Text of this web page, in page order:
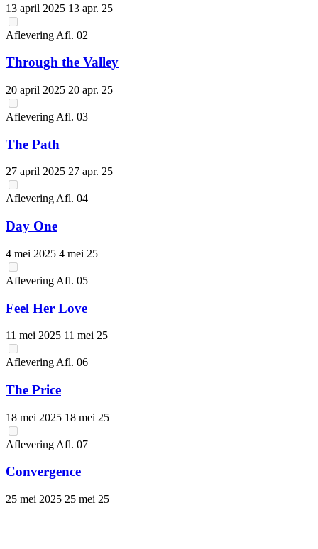
13 april 2025 13 apr. 25
Aflevering Afl. 02
Through the Valley
20 april 2025 20 apr. 25
Aflevering Afl. 03
The Path
27 april 2025 27 apr. 25
Aflevering Afl. 04
Day One
4 mei 2025 4 mei 25
Aflevering Afl. 05
Feel Her Love
11 mei 2025 11 mei 25
Aflevering Afl. 06
The Price
18 mei 2025 18 mei 25
Aflevering Afl. 07
Convergence
25 mei 2025 25 mei 25